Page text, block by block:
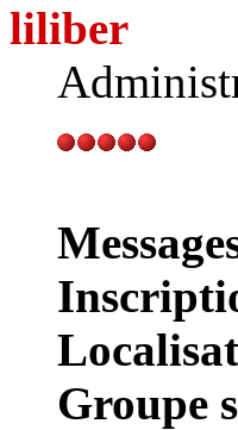
liliber
Groupe